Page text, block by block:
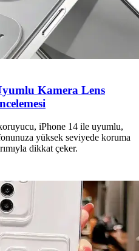
Kamera Lens
iPhone 14 ile uyumlu,
yüksek seviyede koruma
dikkat çeker.